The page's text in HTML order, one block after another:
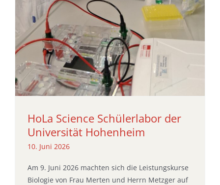
HoLa Science Schülerlabor der
Universität Hohenheim
10. Juni 2026
Am 9. Juni 2026 machten sich die Leistungskurse
Biologie von Frau Merten und Herrn Metzger auf